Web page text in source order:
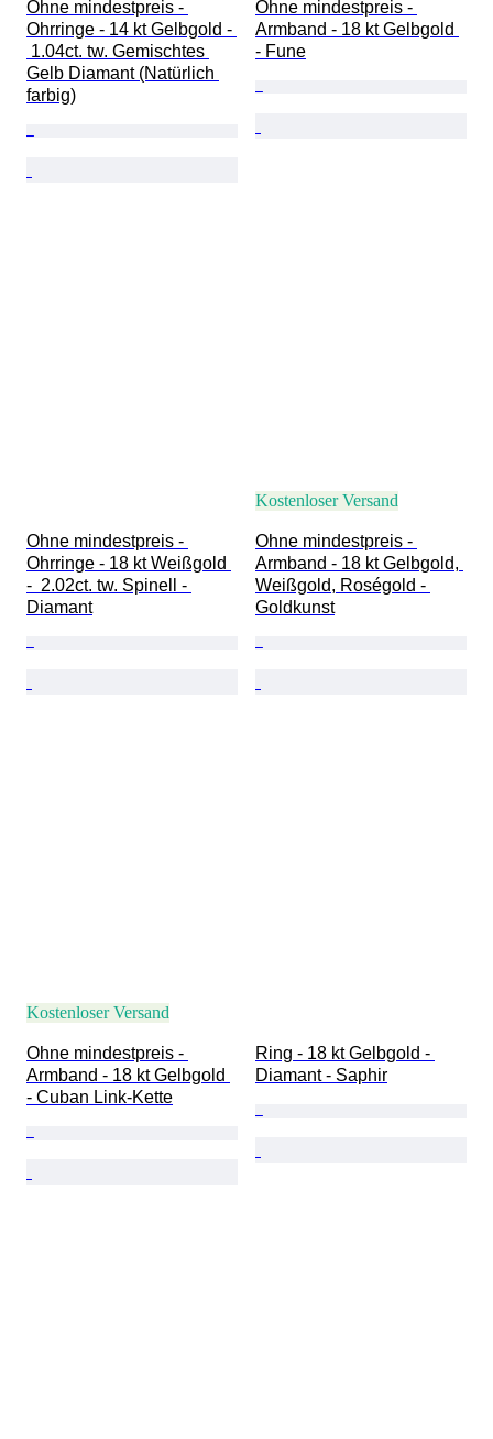
Ohne mindestpreis -
Ohrringe - 14 kt Gelbgold -
1.04ct. tw. Gemischtes
Gelb Diamant (Natürlich
farbig)
Ohne mindestpreis -
Armband - 18 kt Gelbgold
- Fune
Ohne mindestpreis -
Ohrringe - 18 kt Weißgold
-  2.02ct. tw. Spinell -
Diamant
Kostenloser Versand
Ohne mindestpreis -
Armband - 18 kt Gelbgold,
Weißgold, Roségold -
Goldkunst
Kostenloser Versand
Ohne mindestpreis -
Armband - 18 kt Gelbgold
- Cuban Link-Kette
Ring - 18 kt Gelbgold -
Diamant - Saphir